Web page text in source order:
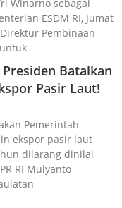
Winarno sebagai
ESDM RI, Jumat
Pembinaan
Batalkan
Pasir Laut!
Pemerintah
ekspor pasir laut
dilarang dinilai
RI Mulyanto